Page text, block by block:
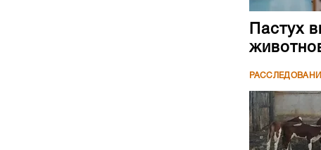
Пастух